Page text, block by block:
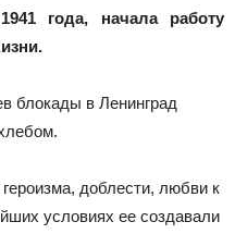
года, начала работу
блокады в Ленинград
доблести, любви к
условиях ее создавали